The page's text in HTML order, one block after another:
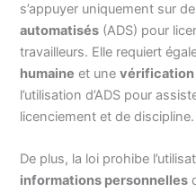
s’appuyer uniquement sur
automatisés (ADS) pour
travailleurs. Elle requiert
humaine et unevérification
l’utilisation d’ADS pour
licenciement et de discipline.
De plus, la loi prohibe
informations personnelles